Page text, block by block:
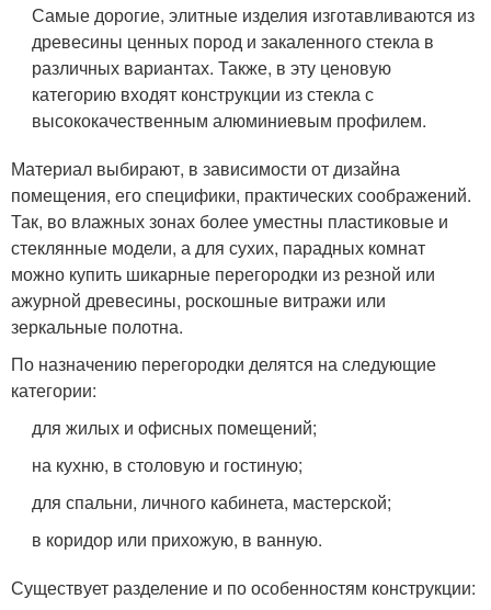
Самые дорогие, элитные изделия изготавливаются из
древесины ценных пород и закаленного стекла в
различных вариантах. Также, в эту ценовую
категорию входят конструкции из стекла с
высококачественным алюминиевым профилем.
Материал выбирают, в зависимости от дизайна
помещения, его специфики, практических соображений.
Так, во влажных зонах более уместны пластиковые и
стеклянные модели, а для сухих, парадных комнат
можно купить шикарные перегородки из резной или
ажурной древесины, роскошные витражи или
зеркальные полотна.
По назначению перегородки делятся на следующие
категории:
для жилых и офисных помещений;
на кухню, в столовую и гостиную;
для спальни, личного кабинета, мастерской;
в коридор или прихожую, в ванную.
Существует разделение и по особенностям конструкции: